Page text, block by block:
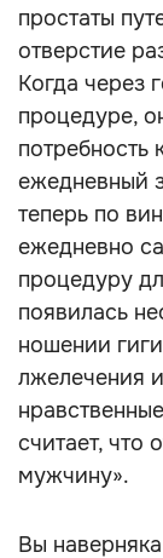
простаты
отверстие
Когда через
процедуре,
потребность
ежедневный
теперь по
ежедневно
процедуру
появилась
ношении
лжелечения
считает, что
мужчину».
Вы